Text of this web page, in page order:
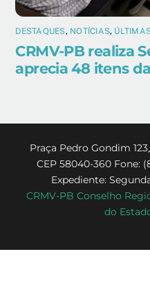
DESTAQUES, NOTÍCIAS,
CRMV-PB realiza
aprecia 48 itens
Praça Pedro Gondim
CEP 58040-360 Fone:
Expediente:
CRMV-PB Conselho
do